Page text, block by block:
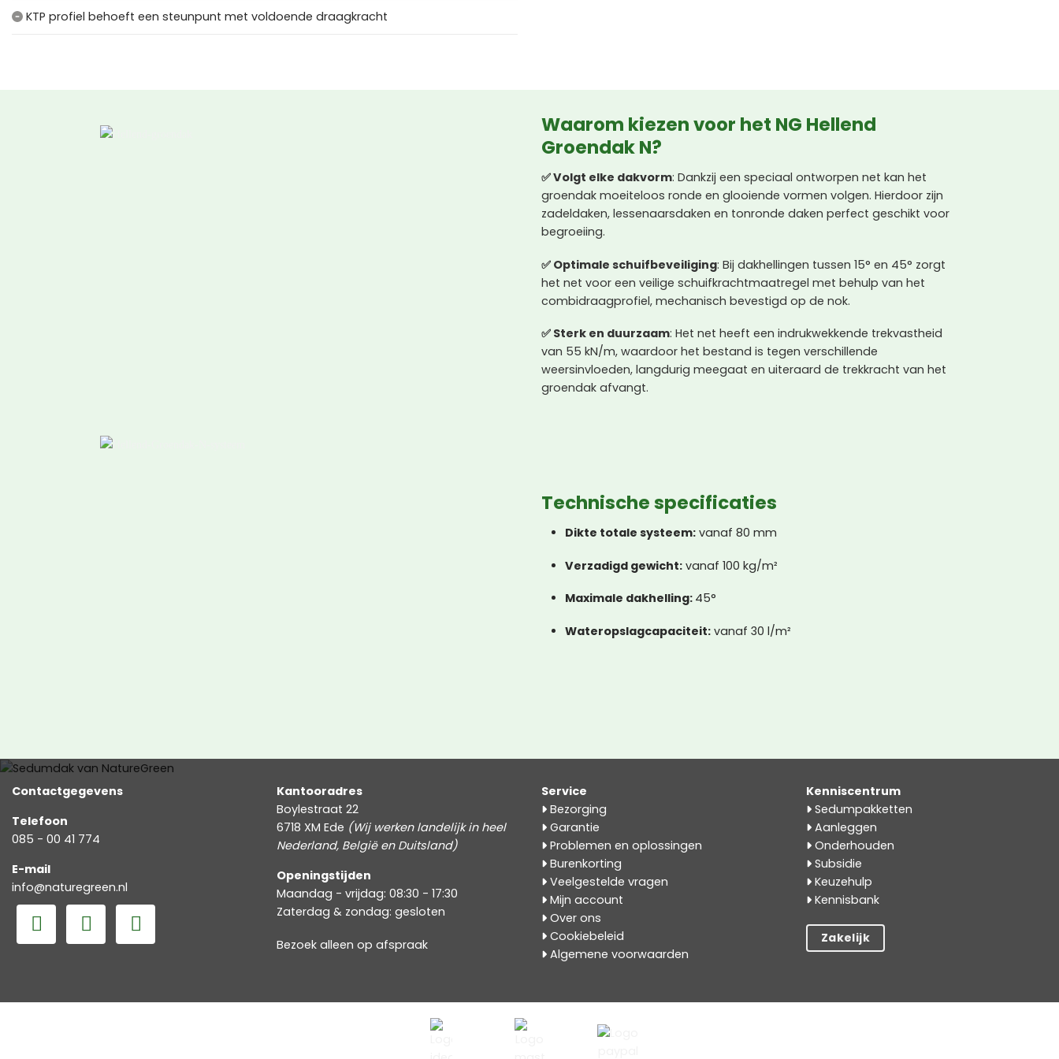
KTP profiel behoeft een steunpunt met voldoende draagkracht
Waarom kiezen voor het NG Hellend
Groendak N?
✅ Volgt elke dakvorm: Dankzij een speciaal ontworpen net kan het
groendak moeiteloos ronde en glooiende vormen volgen. Hierdoor zijn
zadeldaken, lessenaarsdaken en tonronde daken perfect geschikt voor
begroeiing.
✅ Optimale schuifbeveiliging: Bij dakhellingen tussen 15° en 45° zorgt
het net voor een veilige schuifkrachtmaatregel met behulp van het
combidraagprofiel, mechanisch bevestigd op de nok.
✅ Sterk en duurzaam: Het net heeft een indrukwekkende trekvastheid
van 55 kN/m, waardoor het bestand is tegen verschillende
weersinvloeden, langdurig meegaat en uiteraard de trekkracht van het
groendak afvangt.
Technische specificaties
Dikte totale systeem: vanaf 80 mm
Verzadigd gewicht: vanaf 100 kg/m²
Maximale dakhelling: 45°
Wateropslagcapaciteit: vanaf 30 l/m²
Contactgegevens
Telefoon
085 - 00 41 774
E-mail
info@naturegreen.nl
Kantooradres
Boylestraat 22
6718 XM Ede (Wij werken landelijk in heel
Nederland, België en Duitsland)
Openingstijden
Maandag - vrijdag: 08:30 - 17:30
Zaterdag & zondag: gesloten
Bezoek alleen op afspraak
Service
Bezorging
Garantie
Problemen en oplossingen
Burenkorting
Veelgestelde vragen
Mijn account
Over ons
Cookiebeleid
Algemene voorwaarden
Kenniscentrum
Sedumpakketten
Aanleggen
Onderhouden
Subsidie
Keuzehulp
Kennisbank
Zakelijk